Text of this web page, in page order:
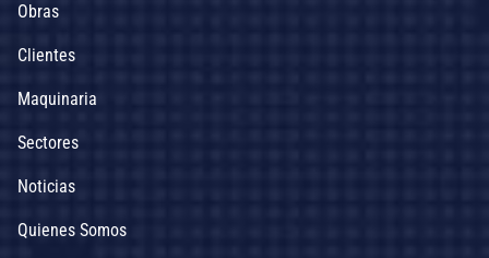
Obras
Clientes
Maquinaria
Sectores
Noticias
Quienes Somos